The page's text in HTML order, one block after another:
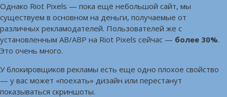
Однако Riot Pixels — пока ещё небольшой сайт, мы
существуем в основном на деньги, получаемые от
различных рекламодателей. Пользователей же с
установленным AB/ABP на Riot Pixels сейчас — более 30%.
Это очень много.
У блокировщиков рекламы есть еще одно плохое свойство
— у вас может «поехать» дизайн или перестанут
показываться скриншоты.